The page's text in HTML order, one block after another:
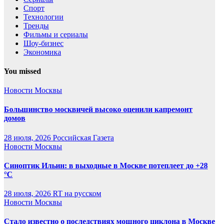
Спорт
Технологии
Тренды
Фильмы и сериалы
Шоу-бизнес
Экономика
You missed
Новости Москвы
Большинство москвичей высоко оценили капремонт
домов
28 июля, 2026 Российская Газета
Новости Москвы
Синоптик Ильин: в выходные в Москве потеплеет до +28
°C
28 июля, 2026 RT на русском
Новости Москвы
Стало известно о последствиях мощного циклона в Москве